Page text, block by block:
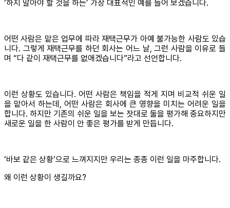
‘하지 말아야 할 것을 하는’ 가장 대표적인 예를 들어 보겠습니다.
어떤 사람은 맡은 업무에 따라 재택근무가 아예 불가능한 사람도 있습
니다. 그렇게 재택근무를 하던 회사는 어느 날, 그런 사람을 이유로 들
며 “다 같이 재택근무를 없애겠습니다”라고 선언합니다.
이런 상황도 있습니다. 어떤 사람은 책임을 적게 지며 비교적 쉬운 일
을 맡아서 하는데, 어떤 사람은 회사에 큰 영향을 미치는 어려운 일을
합니다. 하지만 기존의 쉬운 일을 보는 잣대로 둘을 평가해 중요하지만
새로운 일을 한 사람이 안 좋은 평가를 받게 만듭니다.
‘바보 같은 상황’으로 느껴지지만 우리는 종종 이런 일을 마주합니다.
왜 이런 상황이 생길까요?